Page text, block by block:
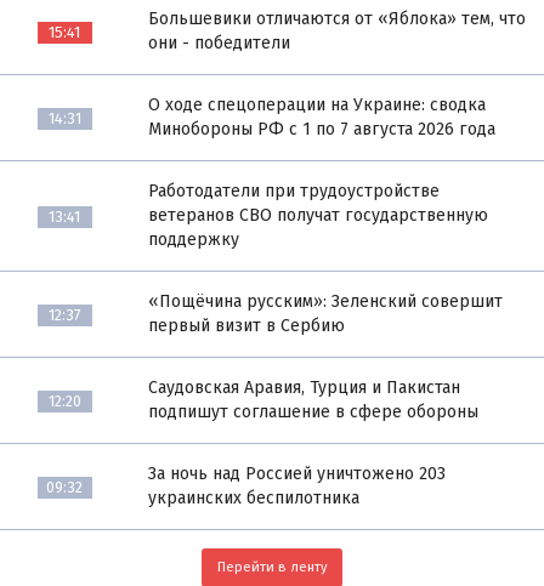
15:41
Большевики отличаются от «Яблока» тем, что
они - победители
14:31
О ходе спецоперации на Украине: сводка
Минобороны РФ с 1 по 7 августа 2026 года
13:41
Работодатели при трудоустройстве
ветеранов СВО получат государственную
поддержку
12:37
«Пощёчина русским»: Зеленский совершит
первый визит в Сербию
12:20
Саудовская Аравия, Турция и Пакистан
подпишут соглашение в сфере обороны
09:32
За ночь над Россией уничтожено 203
украинских беспилотника
Перейти в ленту